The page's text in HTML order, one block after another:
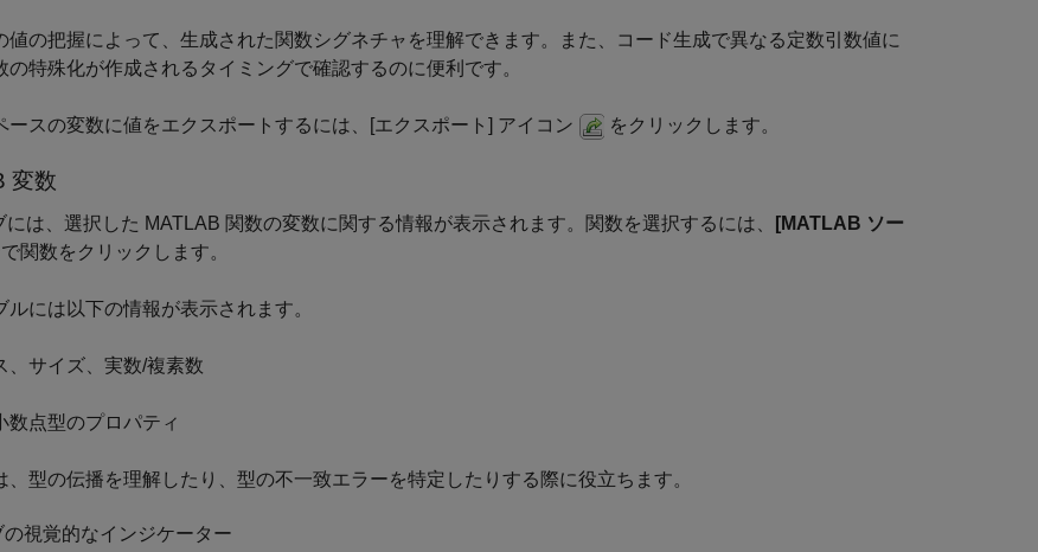
値の把握によって、生成された関数シグネチャを理解できます。また、コード生成で異なる定数引数値に
の特殊化が作成されるタイミングで確認するのに便利です。
ースの変数に値をエクスポートするには、[エクスポート] アイコン をクリックします。
変数
には、選択した MATLAB 関数の変数に関する情報が表示されます。関数を選択するには、
[MATLAB ソー
関数をクリックします。
ルには以下の情報が表示されます。
、サイズ、実数/複素数
数点型のプロパティ
、型の伝播を理解したり、型の不一致エラーを特定したりする際に役立ちます。
の視覚的なインジケーター